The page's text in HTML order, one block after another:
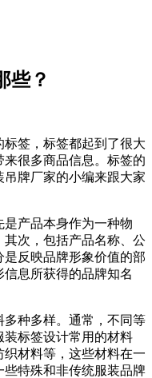
些？
签，标签都起到了很大
很多商品信息。标签的
牌厂家的小编来跟大家
产品本身作为一种物
其次，包括产品名称、公
反映品牌形象价值的部
息所获得的品牌知名
种多样。通常，不同等
标签设计常用的材料
材料等，这些材料在一
特殊和非传统服装品牌